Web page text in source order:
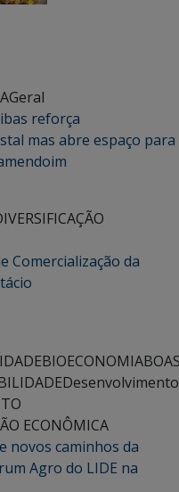
Geral
reforça
mas abre espaço para
Comercialização da
BIOECONOMIA
Desenvolvimento
ECONÔMICA
novos caminhos da
Agro do LIDE na